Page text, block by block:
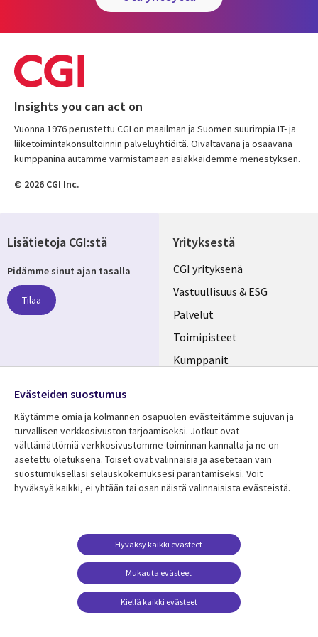
Insights you can act on
Vuonna 1976 perustettu CGI on maailman ja Suomen suurimpia IT- ja
liiketoimintakonsultoinnin palveluyhtiöitä. Oivaltavana ja osaavana
kumppanina autamme varmistamaan asiakkaidemme menestyksen.
© 2026 CGI Inc.
Yrityksestä
Useful
links
FINLAND
CGI yrityksenä
Vastuullisuus & ESG
Palvelut
Toimipisteet
Kumppanit
Resurssikeskus
Library
FINLAND
Asiakastarinat
Lisätietoa
Legal
Tietosuoja
Käyttöehdot
Yhteystiedot
Evästeasetuksesi
Lisätietoja CGI:stä
Pidämme sinut ajan tasalla
Tilaa
Media
FINLAND
Evästeiden suostumus
Käytämme omia ja kolmannen osapuolen evästeitämme sujuvan ja
turvallisen verkkosivuston tarjoamiseksi. Jotkut ovat
välttämättömiä verkkosivustomme toiminnan kannalta ja ne on
asetettu oletuksena. Toiset ovat valinnaisia ​​ja asetetaan vain
suostumuksellasi selauskokemuksesi parantamiseksi. Voit
hyväksyä kaikki, ei yhtään tai osan näistä valinnaisista evästeistä.
Mukauta evästeet
Hyväksy kaikki evästeet
Kiellä kaikki evästeet